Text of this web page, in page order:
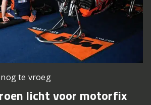
te vroeg
licht voor motorfix